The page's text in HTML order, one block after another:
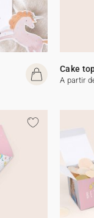
Cake
A partir